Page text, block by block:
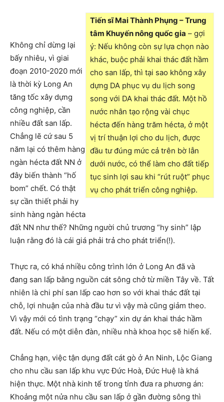
Tiến sĩ Mai Thành Phụng – Trung
tâm Khuyến nông quốc gia – gợi
ý: Nếu không còn sự lựa chọn nào
khác, buộc phải khai thác đất hầm
cho san lấp, thì tại sao không xây
dựng DA phục vụ du lịch song
song với DA khai thác đất. Một hồ
nước nhân tạo rộng vài chục
hécta đến hàng trăm hécta, ở một
vị trí thuận lợi cho du lịch, được
đầu tư đúng mức cả trên bờ lẫn
dưới nước, có thể làm cho đất tiếp
tục sinh lợi sau khi “rút ruột” phục
vụ cho phát triển công nghiệp.
Không chỉ dừng lại
bấy nhiêu, vì giai
đoạn 2010-2020 mới
là thời kỳ Long An
tăng tốc xây dựng
công nghiệp, cần
nhiều đất san lấp.
Chẳng lẽ cứ sau 5
năm lại có thêm hàng
ngàn hécta đất NN ở
đây biến thành “hố
bom” chết. Có thật
sự cần thiết phải hy
sinh hàng ngàn hécta
đất NN như thế? Những người chủ trương “hy sinh” lập
luận rằng đó là cái giá phải trả cho phát triển(!).
Thực ra, có khá nhiều công trình lớn ở Long An đã và
đang san lấp bằng nguồn cát sông chở từ miền Tây về. Tất
nhiên là chi phí san lấp cao hơn so với khai thác đất tại
chỗ, lợi nhuận của nhà đầu tư vì vậy mà cũng giảm theo.
Vì vậy mới có tình trạng “chạy” xin dự án khai thác hầm
đất. Nếu có một diễn đàn, nhiều nhà khoa học sẽ hiến kế.
Chẳng hạn, việc tận dụng đất cát gò ở An Ninh, Lộc Giang
cho nhu cầu san lấp khu vực Đức Hoà, Đức Huệ là khá
hiện thực. Một nhà kinh tế trong tỉnh đưa ra phương án:
Khoảng một nửa nhu cầu san lấp ở gần đường sông thì